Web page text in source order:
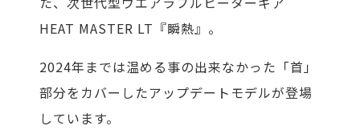
HEAT MASTER LT『瞬熱』。
2024年までは温める事の出来なかった「首」
部分をカバーしたアップデートモデルが登場
しています。